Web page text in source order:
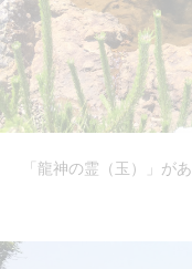
「龍神の霊（玉）」が